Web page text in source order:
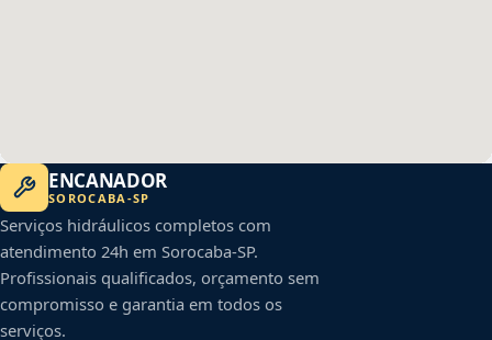
ENCANADOR
SOROCABA -SP
Serviços hidráulicos completos com
atendimento 24h em Sorocaba-SP.
Profissionais qualificados, orçamento sem
compromisso e garantia em todos os
serviços.